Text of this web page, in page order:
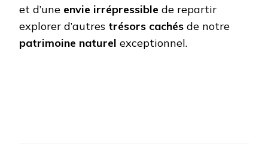
et d’une envie irrépressible de repartir
explorer d’autres trésors cachés de notre
patrimoine naturel exceptionnel.